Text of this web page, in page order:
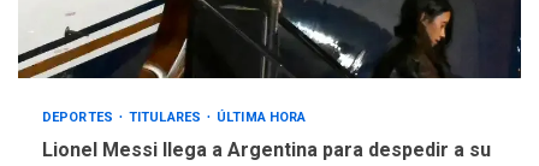
DEPORTES TITULARES ÚLTIMA HORA
Lionel Messi llega a Argentina para despedir a su